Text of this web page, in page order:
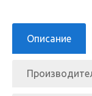
Описание